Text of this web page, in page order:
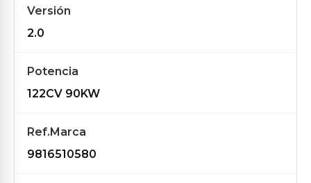
Versión
2.0
Potencia
122CV 90KW
Ref.Marca
9816510580